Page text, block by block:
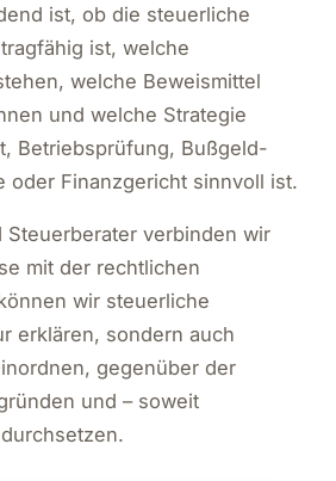
ist, ob die steuerliche
ist, welche
welche Beweismittel
und welche Strategie
Betriebsprüfung, Bußgeld-
oder Finanzgericht sinnvoll ist.
Steuerberater verbinden wir
mit der rechtlichen
wir steuerliche
erklären, sondern auch
gegenüber der
und – soweit